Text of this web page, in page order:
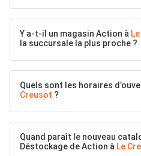
Y a-t-il un magasin Action à
la succursale la plus proche ?
Quels sont les horaires
Creusot ?
Quand paraît le nouveau
Déstockage de Action à Le